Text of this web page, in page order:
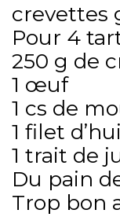
crevettes
Pour 4
250 g de
1 œuf
1 cs de
1 filet
1 trait de
Du pain
Trop bon